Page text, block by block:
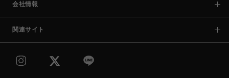
会社情報
関連サイト